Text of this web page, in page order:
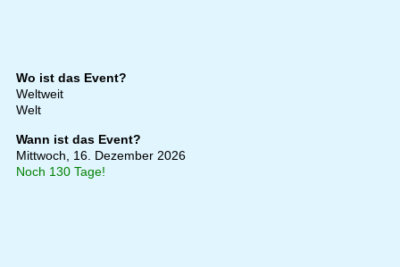
Wo ist das Event?
Weltweit
Welt
Wann ist das Event?
Mittwoch, 16. Dezember 2026
Noch 130 Tage!